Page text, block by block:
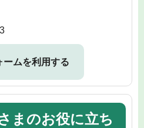
ームを利用する
まのお役に立ち